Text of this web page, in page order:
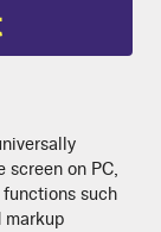
screen on PC,
such
markup